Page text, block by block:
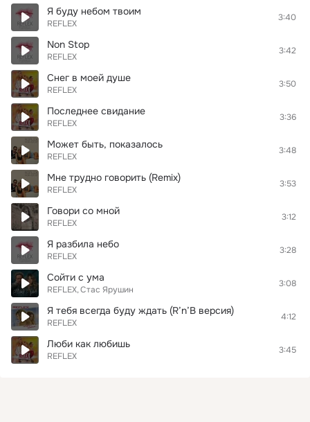
Я буду небом твоим
REFLEX
3:40
Non Stop
REFLEX
3:42
Снег в моей душе
REFLEX
3:50
Последнее свидание
REFLEX
3:36
Может быть, показалось
REFLEX
3:48
Мне трудно говорить (Remix)
REFLEX
3:53
Говори со мной
REFLEX
3:12
Я разбила небо
REFLEX
3:28
Сойти с ума
REFLEX Стас Ярушин
3:08
Я тебя всегда буду ждать (R’n’B версия)
REFLEX
4:12
Люби как любишь
REFLEX
3:45